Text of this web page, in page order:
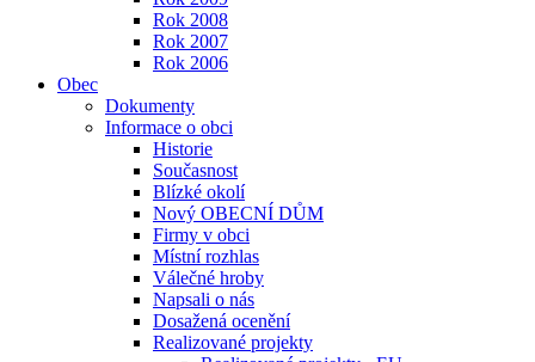
Rok 2008
Rok 2007
Rok 2006
Obec
Dokumenty
Informace o obci
Historie
Současnost
Blízké okolí
Nový OBECNÍ DŮM
Firmy v obci
Místní rozhlas
Válečné hroby
Napsali o nás
Dosažená ocenění
Realizované projekty